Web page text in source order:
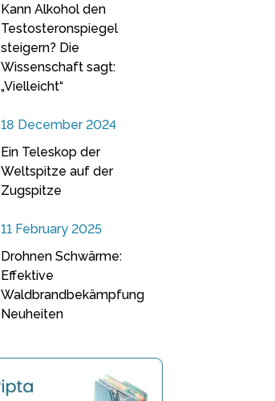
Kann Alkohol den
Testosteronspiegel
steigern? Die
Wissenschaft sagt:
„Vielleicht“
18 December 2024
Ein Teleskop der
Weltspitze auf der
Zugspitze
11 February 2025
Drohnen Schwärme:
Effektive
Waldbrandbekämpfung
Neuheiten